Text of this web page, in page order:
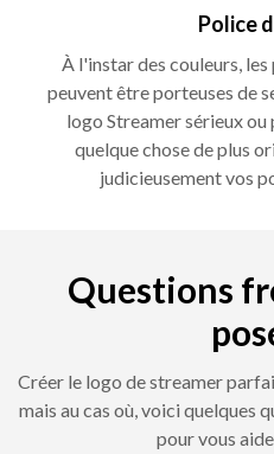
Police
À l'instar des couleurs,
peuvent être porteuses de
logo Streamer sérieux
quelque chose de plus
judicieusement vos
Questions
Créer le logo de streamer
mais au cas où, voici quelques
pour vous